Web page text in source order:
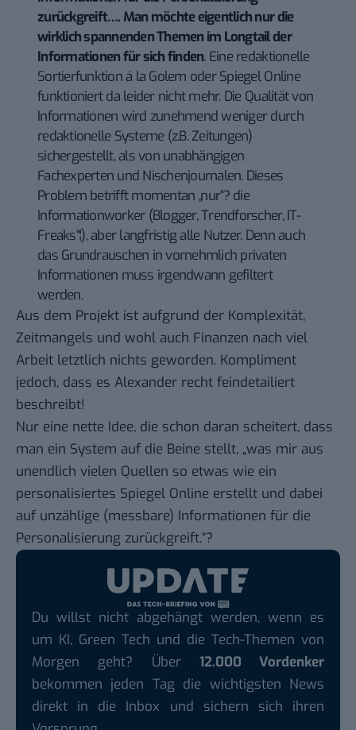
zurückgreift…. Man möchte eigentlich nur die
wirklich spannenden Themen im Longtail der
Informationen für sich finden. Eine redaktionelle
Sortierfunktion á la Golem oder Spiegel Online
funktioniert da leider nicht mehr. Die Qualität von
Informationen wird zunehmend weniger durch
redaktionelle Systeme (z.B. Zeitungen)
sichergestellt, als von unabhängigen
Fachexperten und Nischenjournalen. Dieses
Problem betrifft momentan „nur“? die
Informationworker (Blogger, Trendforscher, IT-
Freaks“¦), aber langfristig alle Nutzer. Denn auch
das Grundrauschen in vornehmlich privaten
Informationen muss irgendwann gefiltert
werden.
Aus dem Projekt ist aufgrund der Komplexität,
Zeitmangels und wohl auch Finanzen nach viel
Arbeit letztlich nichts geworden. Kompliment
jedoch, dass es Alexander recht feindetailiert
beschreibt!
Nur eine nette Idee, die schon daran scheitert, dass
man ein System auf die Beine stellt, „was mir aus
unendlich vielen Quellen so etwas wie ein
personalisiertes Spiegel Online erstellt und dabei
auf unzählige (messbare) Informationen für die
Personalisierung zurückgreift.“?
Du willst nicht abgehängt werden, wenn es
um KI, Green Tech und die Tech-Themen von
Morgen geht? Über 12.000 Vordenker
bekommen jeden Tag die wichtigsten News
direkt in die Inbox und sichern sich ihren